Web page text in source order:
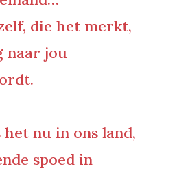
die het merkt,
naar jou
nu in ons land,
spoed in